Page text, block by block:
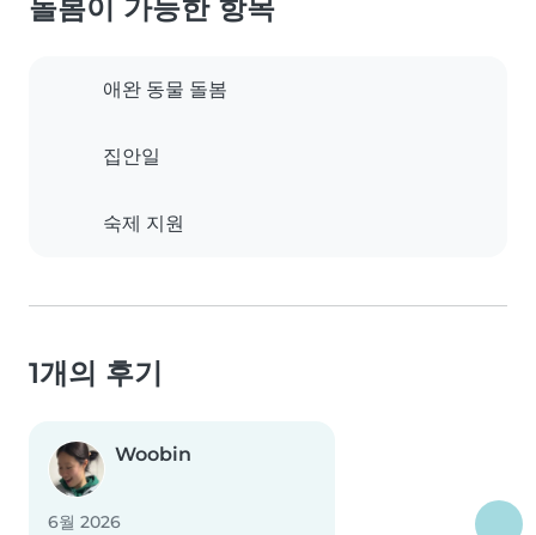
돌봄이 가능한 항목
애완 동물 돌봄
집안일
숙제 지원
1개의 후기
Woobin
6월 2026